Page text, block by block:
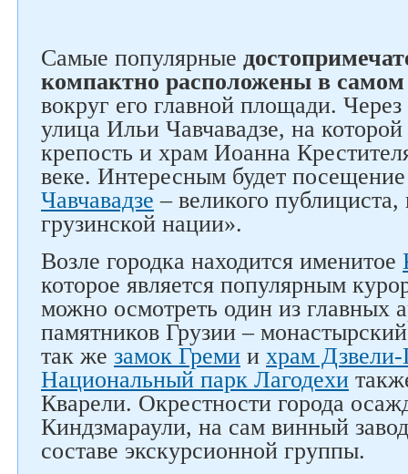
Самые популярные
компактно расположены в самом
вокруг его главной площади. Через
улица Ильи Чавчавадзе, на которой
крепость и храм Иоанна
веке. Интересным будет
Чавчавадзе – великого
грузинской нации».
Возле городка находится именитое
которое является популярным
можно осмотреть один из главных
памятников Грузии –
так же замок Греми и храм Дзвели-
Национальный парк Лагодехи
Кварели. Окрестности города
Киндзмараули, на сам винный
составе экскурсионной группы.
Следите за нами в соцсетях